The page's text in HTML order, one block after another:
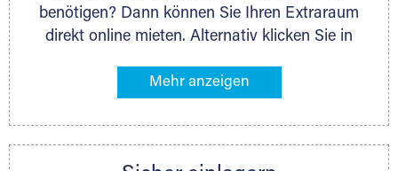
benötigen? Dann können Sie Ihren Extraraum
direkt online mieten. Alternativ klicken Sie in
Gegenstände an, die Sie einlagern möchten –
ermittelt. Natürlich steht Ihnen Ihr Extraraum